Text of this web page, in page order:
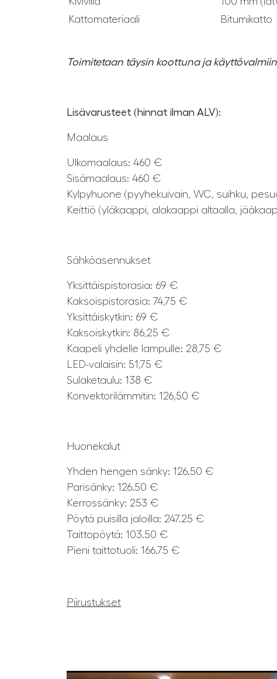
Kattomateriaali
Bitumikatto
Toimitetaan täysin koottuna ja
Lisävarusteet (hinnat ilman ALV):
Maalaus
Ulkomaalaus: 460 €
Sisämaalaus: 460 €
Kylpyhuone (pyyhekuivain, WC, suihku,
Keittiö (yläkaappi, alakaappi altaalla,
Sähköasennukset
Yksittäispistorasia: 69 €
Kaksoispistorasia: 74,75 €
Yksittäiskytkin: 69 €
Kaksoiskytkin: 86,25 €
Kaapeli yhdelle lampulle: 28,75 €
LED-valaisin: 51,75 €
Sulaketaulu: 138 €
Konvektorilämmitin: 126,50 €
Huonekalut
Yhden hengen sänky: 126.50 €
Parisänky: 126.50 €
Kerrossänky: 253 €
Pöytä puisilla jaloilla: 247.25 €
Taittopöytä: 103.50 €
Pieni taittotuoli: 166.75 €
Piirustukset